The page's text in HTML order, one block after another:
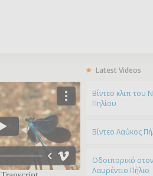
Latest Videos
Bίντεο κλιπ του
Πηλίου
Βίντεο Λαύκος
Οδοιπορικό
Λαυρέντιο Πήλιο